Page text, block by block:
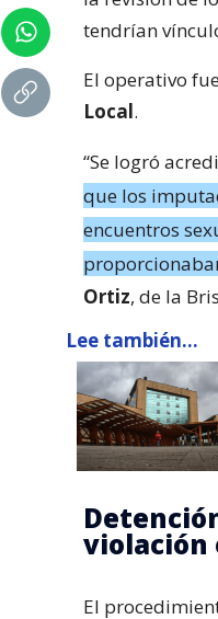
tendrían
El operativo
Local.
“Se logró
que los
encuentros
Ortiz, de la
Lee también...
violación
El